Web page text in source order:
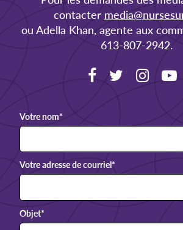
contacter
ou Adella Khan, agente aux
613-807-2942.
Votre nom*
Votre adresse de courriel*
Objet*